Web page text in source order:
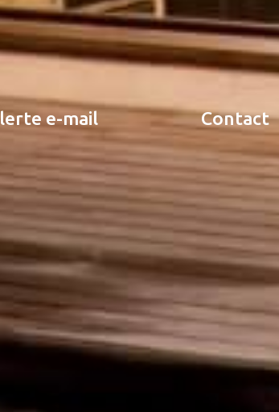
alerte e-mail contact